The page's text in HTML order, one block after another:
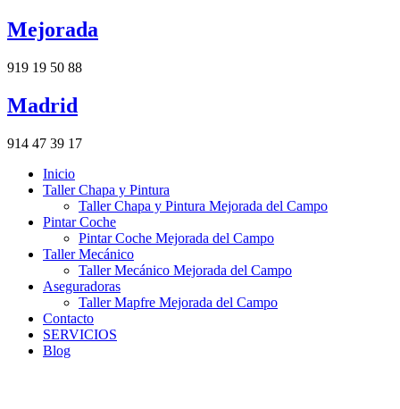
Mejorada
919 19 50 88
Madrid
914 47 39 17
Inicio
Taller Chapa y Pintura
Taller Chapa y Pintura Mejorada del Campo
Pintar Coche
Pintar Coche Mejorada del Campo
Taller Mecánico
Taller Mecánico Mejorada del Campo
Aseguradoras
Taller Mapfre Mejorada del Campo
Contacto
SERVICIOS
Blog